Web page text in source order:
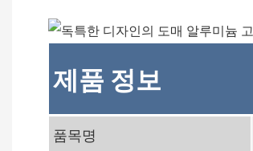
제품 정보
품목명